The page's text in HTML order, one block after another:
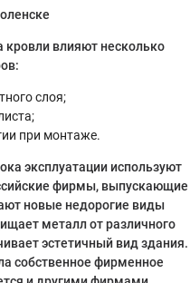
кровли влияют несколько
слоя;
при монтаже.
эксплуатации используют
фирмы, выпускающие
новые недорогие виды
металл от различного
эстетичный вид здания.
собственное фирменное